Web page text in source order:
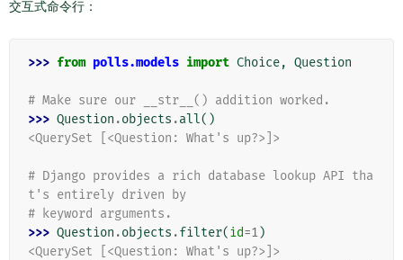
交互式命令行：
>>> from polls.models import Choice, Question
# Make sure our __str__() addition worked.
>>> Question .objects .all()
<QuerySet [<Question: What's up?>]>
# Django provides a rich database lookup API tha
t's entirely driven by
# keyword arguments.
>>> Question .objects .filter(id=1)
<QuerySet [<Question: What's up?>]>